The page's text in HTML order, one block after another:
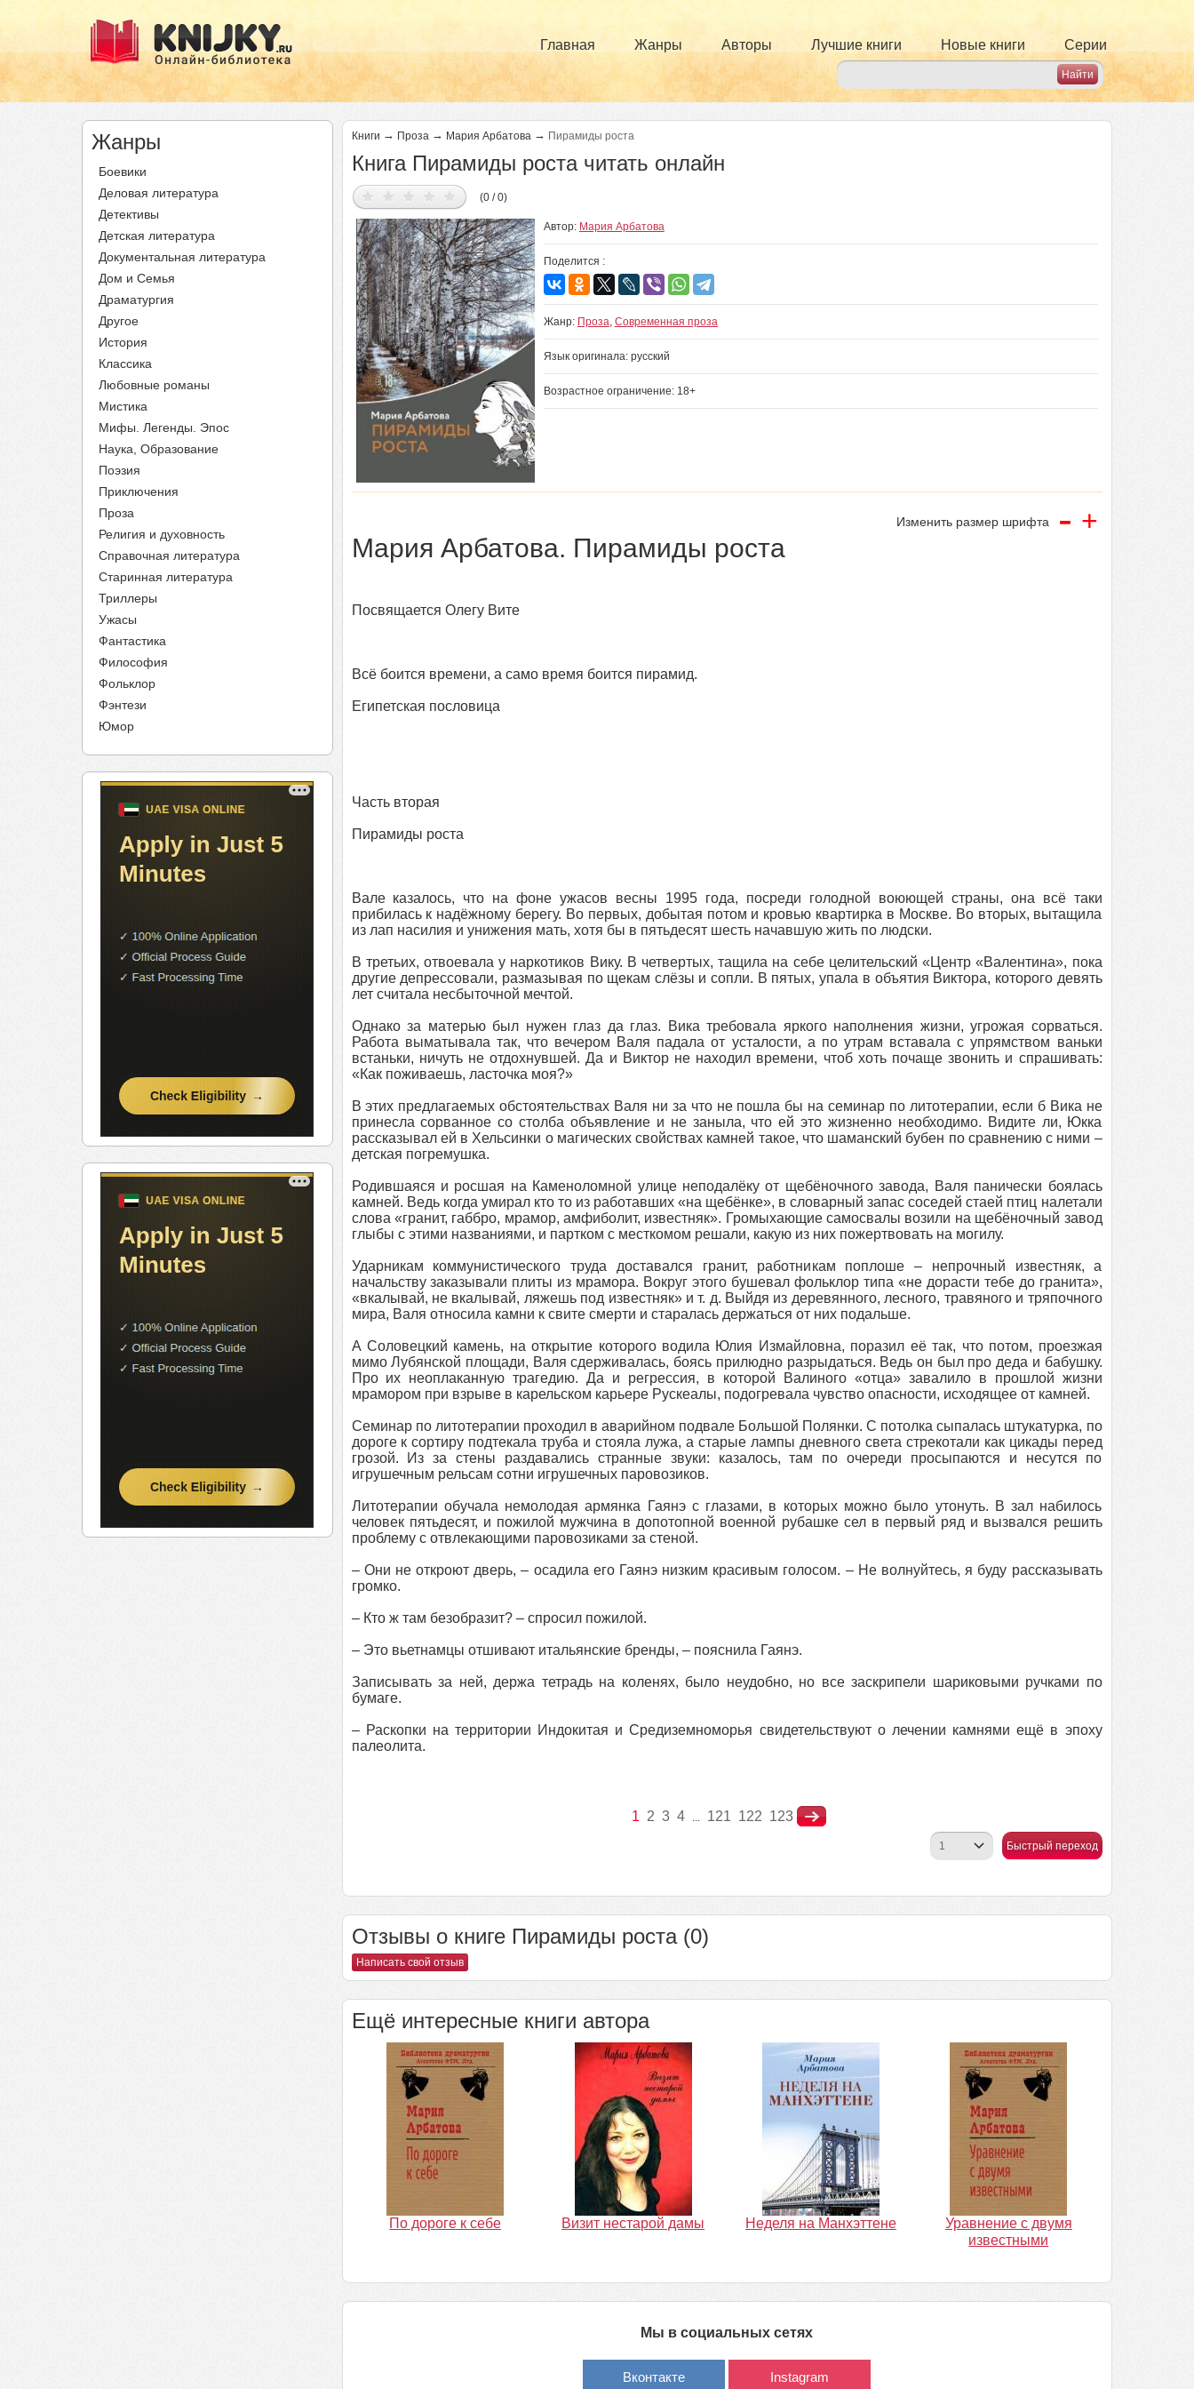
Главная Жанры Авторы Лучшие книги Новые книги Серии
Жанры
Боевики
Деловая литература
Детективы
Детская литература
Документальная литература
Дом и Семья
Драматургия
Другое
История
Классика
Любовные романы
Мистика
Мифы. Легенды. Эпос
Наука, Образование
Поэзия
Приключения
Проза
Религия и духовность
Справочная литература
Старинная литература
Триллеры
Ужасы
Фантастика
Философия
Фольклор
Фэнтези
Юмор
Книги → Проза → Мария Арбатова → Пирамиды роста
Книга Пирамиды роста читать онлайн
(0 / 0)
Автор: Мария Арбатова
Поделится :
Жанр: Проза, Современная проза
Язык оригинала: русский
Возрастное ограничение: 18+
Изменить размер шрифта - +
Мария Арбатова. Пирамиды роста
Посвящается Олегу Вите
Всё боится времени, а само время боится пирамид.
Египетская пословица
Часть вторая
Пирамиды роста
Вале казалось, что на фоне ужасов весны 1995 года, посреди голодной воюющей страны, она всё таки
прибилась к надёжному берегу. Во первых, добытая потом и кровью квартирка в Москве. Во вторых, вытащила
из лап насилия и унижения мать, хотя бы в пятьдесят шесть начавшую жить по людски.
В третьих, отвоевала у наркотиков Вику. В четвертых, тащила на себе целительский «Центр «Валентина», пока
другие депрессовали, размазывая по щекам слёзы и сопли. В пятых, упала в объятия Виктора, которого девять
лет считала несбыточной мечтой.
Однако за матерью был нужен глаз да глаз. Вика требовала яркого наполнения жизни, угрожая сорваться.
Работа выматывала так, что вечером Валя падала от усталости, а по утрам вставала с упрямством ваньки
встаньки, ничуть не отдохнувшей. Да и Виктор не находил времени, чтоб хоть почаще звонить и спрашивать:
«Как поживаешь, ласточка моя?»
В этих предлагаемых обстоятельствах Валя ни за что не пошла бы на семинар по литотерапии, если б Вика не
принесла сорванное со столба объявление и не заныла, что ей это жизненно необходимо. Видите ли, Юкка
рассказывал ей в Хельсинки о магических свойствах камней такое, что шаманский бубен по сравнению с ними –
детская погремушка.
Родившаяся и росшая на Каменоломной улице неподалёку от щебёночного завода, Валя панически боялась
камней. Ведь когда умирал кто то из работавших «на щебёнке», в словарный запас соседей стаей птиц налетали
слова «гранит, габбро, мрамор, амфиболит, известняк». Громыхающие самосвалы возили на щебёночный завод
глыбы с этими названиями, и партком с месткомом решали, какую из них пожертвовать на могилу.
Ударникам коммунистического труда доставался гранит, работникам поплоше – непрочный известняк, а
начальству заказывали плиты из мрамора. Вокруг этого бушевал фольклор типа «не дорасти тебе до гранита»,
«вкалывай, не вкалывай, ляжешь под известняк» и т. д. Выйдя из деревянного, лесного, травяного и тряпочного
мира, Валя относила камни к свите смерти и старалась держаться от них подальше.
А Соловецкий камень, на открытие которого водила Юлия Измайловна, поразил её так, что потом, проезжая
мимо Лубянской площади, Валя сдерживалась, боясь прилюдно разрыдаться. Ведь он был про деда и бабушку.
Про их неоплаканную трагедию. Да и регрессия, в которой Валиного «отца» завалило в прошлой жизни
мрамором при взрыве в карельском карьере Рускеалы, подогревала чувство опасности, исходящее от камней.
Семинар по литотерапии проходил в аварийном подвале Большой Полянки. С потолка сыпалась штукатурка, по
дороге к сортиру подтекала труба и стояла лужа, а старые лампы дневного света стрекотали как цикады перед
грозой. Из за стены раздавались странные звуки: казалось, там по очереди просыпаются и несутся по
игрушечным рельсам сотни игрушечных паровозиков.
Литотерапии обучала немолодая армянка Гаянэ с глазами, в которых можно было утонуть. В зал набилось
человек пятьдесят, и пожилой мужчина в допотопной военной рубашке сел в первый ряд и вызвался решить
проблему с отвлекающими паровозиками за стеной.
– Они не откроют дверь, – осадила его Гаянэ низким красивым голосом. – Не волнуйтесь, я буду рассказывать
громко.
– Кто ж там безобразит? – спросил пожилой.
– Это вьетнамцы отшивают итальянские бренды, – пояснила Гаянэ.
Записывать за ней, держа тетрадь на коленях, было неудобно, но все заскрипели шариковыми ручками по
бумаге.
– Раскопки на территории Индокитая и Средиземноморья свидетельствуют о лечении камнями ещё в эпоху
палеолита.
1 2 3 4 ... 121 122 123
Быстрый переход
Отзывы о книге Пирамиды роста (0)
Написать свой отзыв
Ещё интересные книги автора
По дороге к себе Визит нестарой дамы Неделя на Манхэттене
Уравнение с двумя
известными
Мы в социальных сетях
Вконтакте Instagram